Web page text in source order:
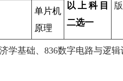
以上科目
二选一
单片机
原理
学基础、836数字电路与逻